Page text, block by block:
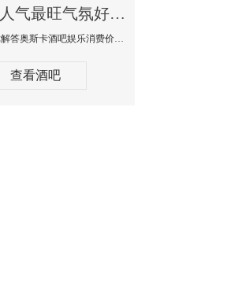
府谷最火人气最旺气氛好的酒吧-奥斯卡酒吧消费价格口碑点评
本文详细为你解答奥斯卡酒吧娱乐消费价格点评，更多关于最火人气最旺气氛好的酒吧免费咨询150 99997335微信同步！
查看酒吧